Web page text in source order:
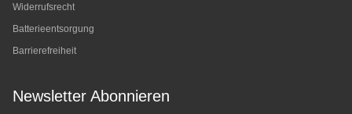
Widerrufsrecht
Batterieentsorgung
Barrierefreiheit
Newsletter Abonnieren